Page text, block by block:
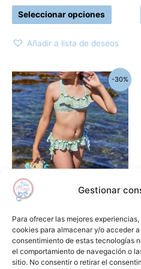
Gestionar
Para ofrecer las mejores
cookies para almacenar y/o acceder
consentimiento de estas tecnologías
el comportamiento de navegación o
sitio. No consentir o retirar el
Seleccionar opciones
página
Añadir a lista de deseos
-30%
Baño
Bikini formentera LA
MARTINICA
41,10€
El
precio
original
era:
41,10€.
28,77€
El
precio
actual
es:
28,77€.
Este
producto
tiene
múltiples
Las
opciones
en
la
página